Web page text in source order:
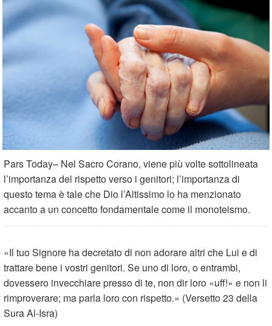
Pars Today– Nel Sacro Corano, viene più volte sottolineata
l’importanza del rispetto verso i genitori; l’importanza di
questo tema è tale che Dio l’Altissimo lo ha menzionato
accanto a un concetto fondamentale come il monoteismo.
«Il tuo Signore ha decretato di non adorare altri che Lui e di
tratta­re bene i vostri genitori. Se uno di loro, o entrambi,
dovessero invec­chiare presso di te, non dir loro «uff!» e non li
rimproverare; ma parla loro con rispetto.» (Versetto 23 della
Sura Al-Isra)